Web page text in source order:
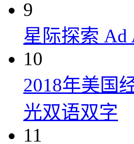
9
星际探索 Ad
10
2018年美国
光双语双字
11